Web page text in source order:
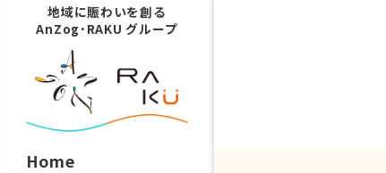
地域に賑わいを創る
AnZog･RAKU グループ
Home